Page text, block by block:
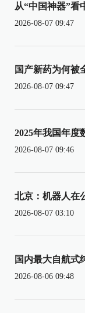
从“中国神器”看
2026-08-07 09:47
国产新药为何被
2026-08-07 09:47
2025年我国年度
2026-08-07 09:46
北京：机器人在
2026-08-07 03:10
国内最大自航式
2026-08-06 09:48